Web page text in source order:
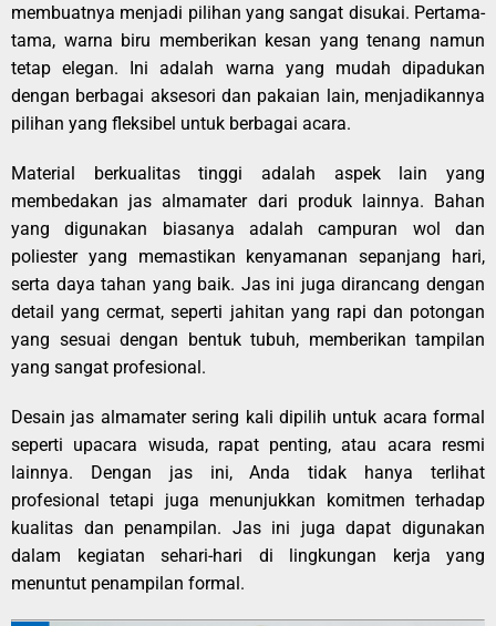
membuatnya menjadi pilihan yang sangat disukai. Pertama-
tama, warna biru memberikan kesan yang tenang namun
tetap elegan. Ini adalah warna yang mudah dipadukan
dengan berbagai aksesori dan pakaian lain, menjadikannya
pilihan yang fleksibel untuk berbagai acara.
Material berkualitas tinggi adalah aspek lain yang
membedakan jas almamater dari produk lainnya. Bahan
yang digunakan biasanya adalah campuran wol dan
poliester yang memastikan kenyamanan sepanjang hari,
serta daya tahan yang baik. Jas ini juga dirancang dengan
detail yang cermat, seperti jahitan yang rapi dan potongan
yang sesuai dengan bentuk tubuh, memberikan tampilan
yang sangat profesional.
Desain jas almamater sering kali dipilih untuk acara formal
seperti upacara wisuda, rapat penting, atau acara resmi
lainnya. Dengan jas ini, Anda tidak hanya terlihat
profesional tetapi juga menunjukkan komitmen terhadap
kualitas dan penampilan. Jas ini juga dapat digunakan
dalam kegiatan sehari-hari di lingkungan kerja yang
menuntut penampilan formal.